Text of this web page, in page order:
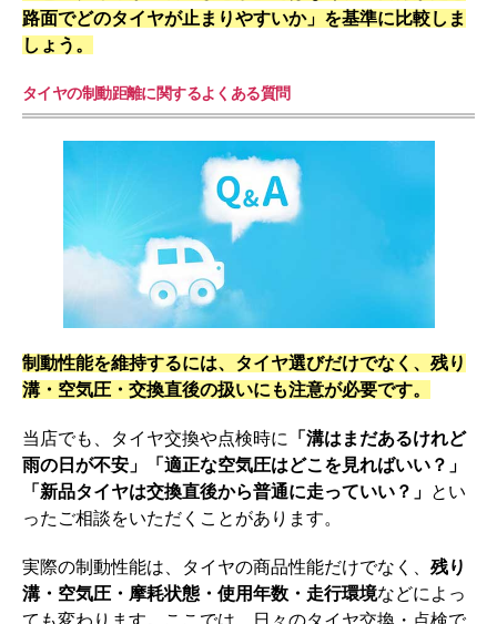
路面でどのタイヤが止まりやすいか」を基準に比較しま
しょう。
タイヤの制動距離に関するよくある質問
制動性能を維持するには、タイヤ選びだけでなく、残り
溝・空気圧・交換直後の扱いにも注意が必要です。
当店でも、タイヤ交換や点検時に
「溝はまだあるけれど
雨の日が不安」「適正な空気圧はどこを見ればいい？」
「新品タイヤは交換直後から普通に走っていい？」 とい
ったご相談をいただくことがあります。
実際の制動性能は、タイヤの商品性能だけでなく、 残り
溝・空気圧・摩耗状態・使用年数・走行環境などによっ
ても変わります。ここでは、日々のタイヤ交換・点検で